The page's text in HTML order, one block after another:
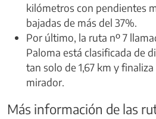
kilómetros con pendientes
bajadas de más del 37%.
Por último, la ruta nº 7
Paloma está clasificada de
tan solo de 1,67 km y
mirador.
Más información de las